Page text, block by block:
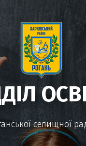
селищної